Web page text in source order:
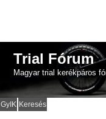
Trial Fórum
Magyar trial kerékpáros
GyIK Keresés